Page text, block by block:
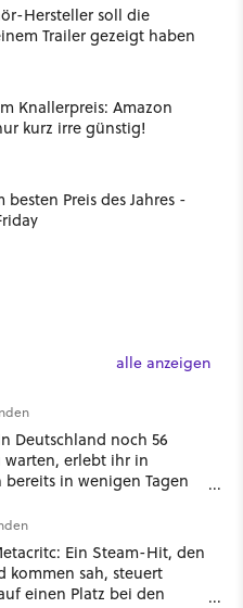
Hersteller soll die
Trailer gezeigt haben
Knallerpreis: Amazon
kurz irre günstig!
Preis des Jahres -
alle anzeigen
Deutschland noch 56
warten, erlebt ihr in
bereits in wenigen Tagen
Ein Steam-Hit, den
kommen sah, steuert
einen Platz bei den